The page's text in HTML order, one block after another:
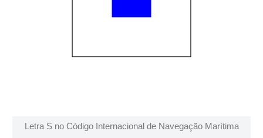
Letra S no Código Internacional de Navegação Marítima